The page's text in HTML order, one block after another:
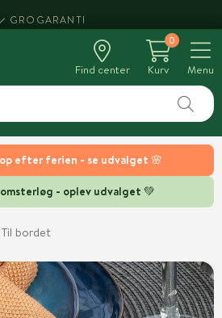
efter ferien - se udvalget 🌸
- oplev udvalget 💚
HENT SAMME DAG
Find center
0
Kurv
Menu
Til bordet